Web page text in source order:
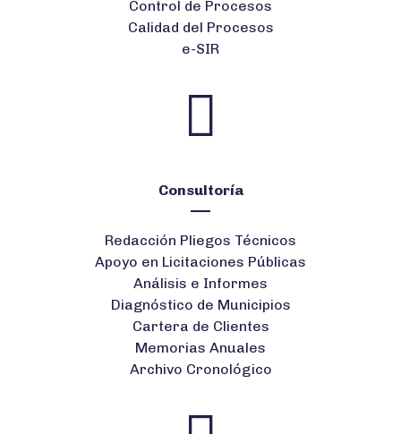
Control de Procesos
Calidad del Procesos
e-SIR
Consultoría
Redacción Pliegos Técnicos
Apoyo en Licitaciones Públicas
Análisis e Informes
Diagnóstico de Municipios
Cartera de Clientes
Memorias Anuales
Archivo Cronológico